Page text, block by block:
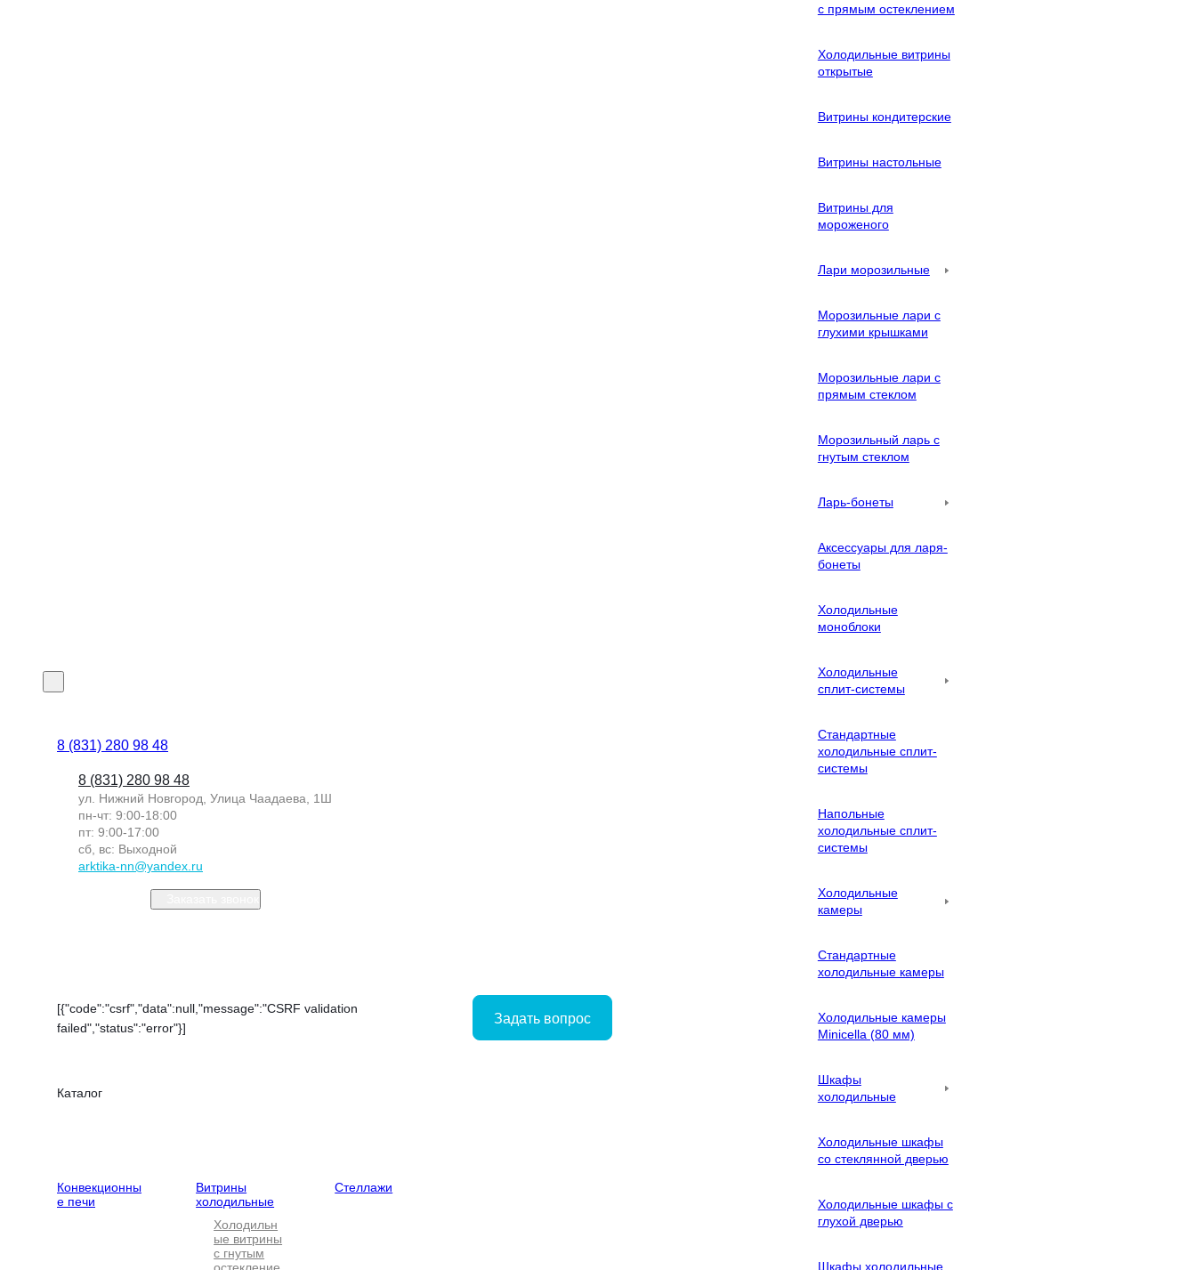
8 (831) 280 98 48
8 (831) 280 98 48
ул. Нижний Новгород, Улица Чаадаева, 1Ш
пн-чт: 9:00-18:00
пт: 9:00-17:00
сб, вс: Выходной
arktika-nn@yandex.ru
[{"code":"csrf","data":null,"message":"CSRF validation
failed","status":"error"}]
Задать вопрос
Каталог
Конвекционны
е печи
Витрины
холодильные
Холодильн
ые витрины
с гнутым
Стеллажи
с прямым остеклением
Холодильные витрины
открытые
Витрины кондитерские
Витрины настольные
Витрины для
мороженого
Лари морозильные
Морозильные лари с
глухими крышками
Морозильные лари с
прямым стеклом
Морозильный ларь с
гнутым стеклом
Ларь-бонеты
Аксессуары для ларя-
бонеты
Холодильные
моноблоки
Холодильные
сплит-системы
Стандартные
холодильные сплит-
системы
Напольные
холодильные сплит-
системы
Холодильные
камеры
Стандартные
холодильные камеры
Холодильные камеры
Minicella (80 мм)
Шкафы
холодильные
Холодильные шкафы
со стеклянной дверью
Холодильные шкафы с
глухой дверью
Шкафы холодильные